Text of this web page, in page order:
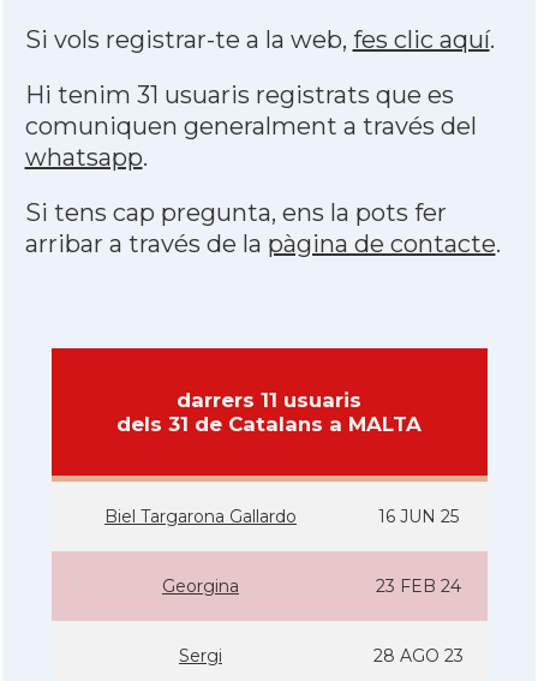
Si vols registrar-te a la web, fes clic aquí.
Hi tenim 31 usuaris registrats que es
comuniquen generalment a través del
whatsapp.
Si tens cap pregunta, ens la pots fer
arribar a través de la pàgina de contacte.
darrers 11 usuaris
dels 31 de Catalans a MALTA
Biel Targarona Gallardo 16 JUN 25
Georgina 23 FEB 24
Sergi 28 AGO 23